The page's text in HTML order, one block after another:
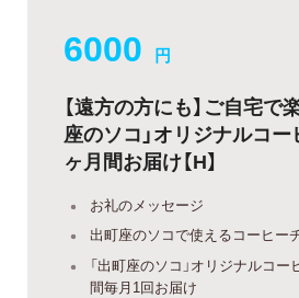
6000 円
【遠方の方にも】ご自宅で
座のソコ」オリジナルコ
ヶ月間お届け【H】
お礼のメッセージ
出町座のソコで使えるコーヒー
「出町座のソコ」オリジナルコ
間毎月1回お届け